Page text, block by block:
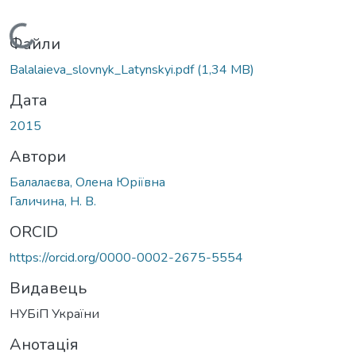
Вантажиться...
Файли
Balalaieva_slovnyk_Latynskyi.pdf(1,34 MB)
Дата
2015
Автори
Балалаєва, Олена Юріївна
Галичина, Н. В.
ORCID
https://orcid.org/0000-0002-2675-5554
Видавець
НУБіП України
Анотація